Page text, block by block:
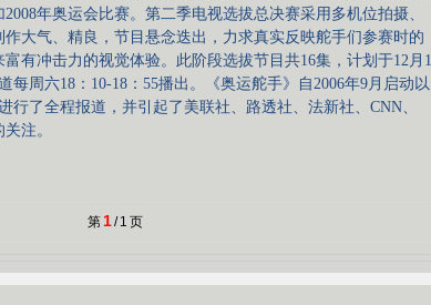
年奥运会比赛。第二季电视选拔总决赛采用多机位拍摄、
大气、精良，节目悬念迭出，力求真实反映舵手们参赛时的
有冲击力的视觉体验。此阶段选拔节目共16集，计划于12月1
每周六18：10-18：55播出。《奥运舵手》自2006年9月启动以
行了全程报道，并引起了美联社、路透社、法新社、CNN、
注。
第 1/ 1 页